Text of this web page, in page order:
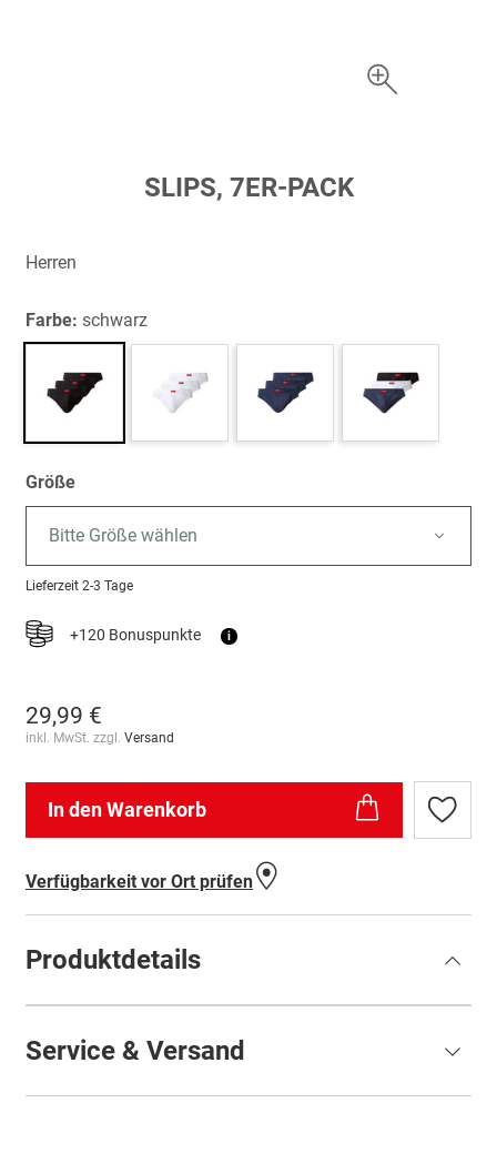
springen
SLIPS, 7ER-PACK
Herren
Farbe: schwarz
Größe
Bitte Größe wählen
Lieferzeit 2-3 Tage
+120 Bonuspunkte i
29,99 €
inkl. MwSt. zzgl. Versand
In den Warenkorb
Zur
Verfügbarkeit vor Ort prüfen
Produktdetails
Service & Versand